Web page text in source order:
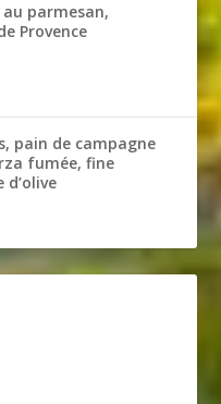
parmesan,
Provence
pain de campagne
fumée, fine
d’olive